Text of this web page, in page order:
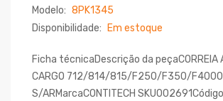
Modelo: 8PK1345
Disponibilidade:
Em estoque
Ficha técnicaDescrição da peçaCORREIA
CARGO 712/814/815/F250/F350/F4000
S/ARMarcaCONTITECH SKU002691Código